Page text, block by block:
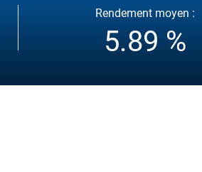
Rendement moyen :
5.89 %